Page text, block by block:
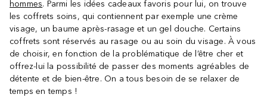
hommes. Parmi les idées cadeaux favoris pour lui, on trouve
les coffrets soins, qui contiennent par exemple une crème
visage, un baume après-rasage et un gel douche. Certains
coffrets sont réservés au rasage ou au soin du visage. À vous
de choisir, en fonction de la problématique de l’être cher et
offrez-lui la possibilité de passer des moments agréables de
détente et de bien-être. On a tous besoin de se relaxer de
temps en temps !